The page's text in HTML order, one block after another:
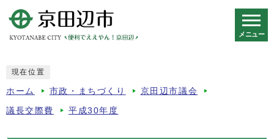
メニュー
現在位置
ホーム 市政・まちづくり 京田辺市議会
議長交際費 平成30年度